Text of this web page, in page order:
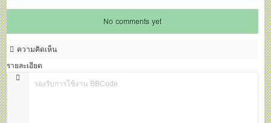
No comments yet
ความคิดเห็น
รายละเอียด